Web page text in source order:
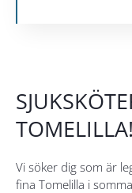
TOMELILLA!
Vi söker dig som är
fina Tomelilla i